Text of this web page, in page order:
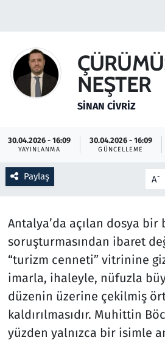
NEŞTER
SINAN CIVRIZ
30.04.2026 - 16:09
YAYINLANMA
30.04.2026 - 16:09
GÜNCELLEME
Paylaş A-
Antalya’da açılan dosya bir
soruşturmasından ibaret
“turizm cenneti” vitrinine
imarla, ihaleyle, nüfuzla
düzenin üzerine çekilmiş
kaldırılmasıdır. Muhittin
yüzden yalnızca bir isimle
Haber
Kültür Sanat
Lezzet Durağı
Memur ve Kamu
Oyun
Ramazan
Resmi İlanlar
Rüya Tabirleri